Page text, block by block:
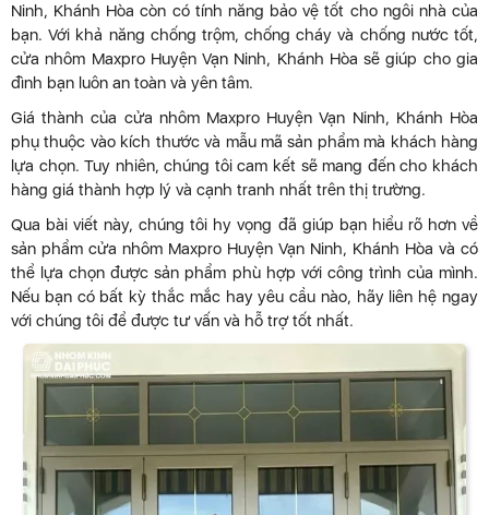
Ninh, Khánh Hòa còn có tính năng bảo vệ tốt cho ngôi nhà của
bạn. Với khả năng chống trộm, chống cháy và chống nước tốt,
cửa nhôm Maxpro Huyện Vạn Ninh, Khánh Hòa sẽ giúp cho gia
đình bạn luôn an toàn và yên tâm.
Giá thành của cửa nhôm Maxpro Huyện Vạn Ninh, Khánh Hòa
phụ thuộc vào kích thước và mẫu mã sản phẩm mà khách hàng
lựa chọn. Tuy nhiên, chúng tôi cam kết sẽ mang đến cho khách
hàng giá thành hợp lý và cạnh tranh nhất trên thị trường.
Qua bài viết này, chúng tôi hy vọng đã giúp bạn hiểu rõ hơn về
sản phẩm cửa nhôm Maxpro Huyện Vạn Ninh, Khánh Hòa và có
thể lựa chọn được sản phẩm phù hợp với công trình của mình.
Nếu bạn có bất kỳ thắc mắc hay yêu cầu nào, hãy liên hệ ngay
với chúng tôi để được tư vấn và hỗ trợ tốt nhất.